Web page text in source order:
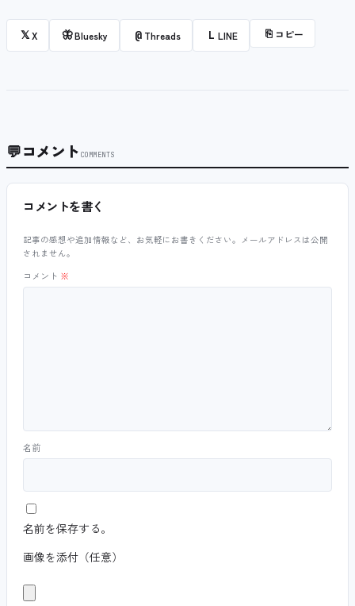
𝕏X 🦋Bluesky @ Threads L LINE ⎘ コピー
💬コメント COMMENTS
コメントを書く
記事の感想や追加情報など、お気軽にお書きください。メールアドレスは公開
されません。
コメント ※
名前
名前を保存する。
画像を添付（任意）